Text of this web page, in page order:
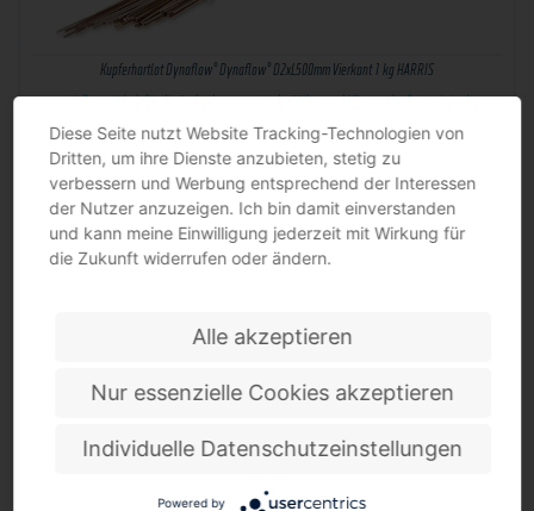
Kupferhartlot Dynaflow® Dynaflow® D2xL500mm Vierkant 1 kg HARRIS
speziell entwickelt für die Anforderungen in der Kälte- und Klimatechnik sowie in der…
bleifrei · für hohe Anforderungen beim Löten mit bleifreien Legierungen · für alle
Lötarbeiten…
Diese Seite nutzt Website Tracking-Technologien von
Dritten, um ihre Dienste anzubieten, stetig zu
verbessern und Werbung entsprechend der Interessen
der Nutzer anzuzeigen. Ich bin damit einverstanden
und kann meine Einwilligung jederzeit mit Wirkung für
die Zukunft widerrufen oder ändern.
Alle akzeptieren
Nur essenzielle Cookies akzeptieren
Individuelle Datenschutzeinstellungen
Powered by